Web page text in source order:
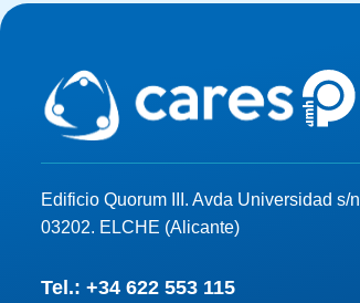
Edificio Quorum III. Avda Universidad s/n
03202. ELCHE (Alicante)
Tel.: +34 622 553 115